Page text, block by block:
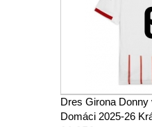
Dres Girona Donny
Domáci 2025-26